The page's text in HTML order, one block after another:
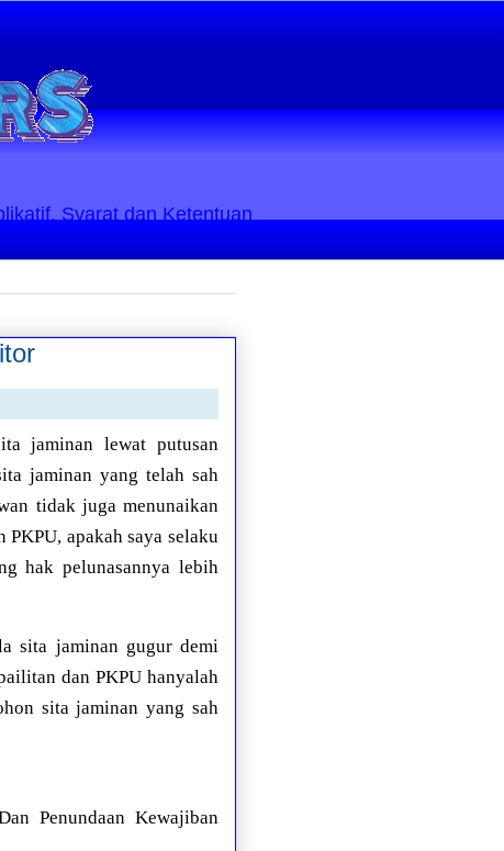
Syarat dan Ketentuan
jaminan lewat putusan
jaminan yang telah sah
tidak juga menunaikan
apakah saya selaku
hak pelunasannya lebih
sita jaminan gugur demi
dan PKPU hanyalah
sita jaminan yang sah
Penundaan Kewajiban